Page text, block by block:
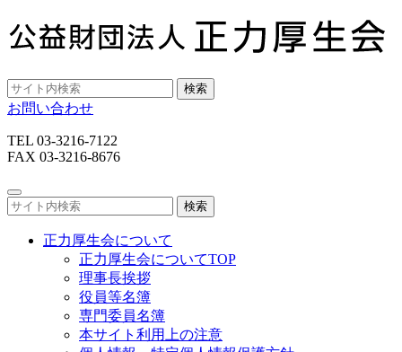
検索
お問い合わせ
TEL 03-3216-7122
FAX 03-3216-8676
検索
正力厚生会について
正力厚生会についてTOP
理事長挨拶
役員等名簿
専門委員名簿
本サイト利用上の注意